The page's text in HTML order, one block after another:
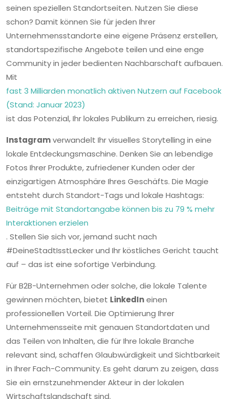
seinen speziellen Standortseiten. Nutzen Sie diese
schon? Damit können Sie für jeden Ihrer
Unternehmensstandorte eine eigene Präsenz erstellen,
standortspezifische Angebote teilen und eine enge
Community in jeder bedienten Nachbarschaft aufbauen.
Mit
fast 3 Milliarden monatlich aktiven Nutzern auf Facebook
(Stand: Januar 2023)
ist das Potenzial, Ihr lokales Publikum zu erreichen, riesig.
Instagramverwandelt Ihr visuelles Storytelling in eine
lokale Entdeckungsmaschine. Denken Sie an lebendige
Fotos Ihrer Produkte, zufriedener Kunden oder der
einzigartigen Atmosphäre Ihres Geschäfts. Die Magie
entsteht durch Standort-Tags und lokale Hashtags:
Beiträge mit Standortangabe können bis zu 79 % mehr
Interaktionen erzielen
. Stellen Sie sich vor, jemand sucht nach
#DeineStadtIsstLecker und Ihr köstliches Gericht taucht
auf – das ist eine sofortige Verbindung.
Für B2B-Unternehmen oder solche, die lokale Talente
gewinnen möchten, bietet LinkedIneinen
professionellen Vorteil. Die Optimierung Ihrer
Unternehmensseite mit genauen Standortdaten und
das Teilen von Inhalten, die für Ihre lokale Branche
relevant sind, schaffen Glaubwürdigkeit und Sichtbarkeit
in Ihrer Fach-Community. Es geht darum zu zeigen, dass
Sie ein ernstzunehmender Akteur in der lokalen
Wirtschaftslandschaft sind.